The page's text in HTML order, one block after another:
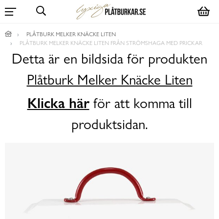
PLÅTBURK MELKER KNÄCKE LITEN
PLÅTBURK MELKER KNÄCKE LITEN FRÅN STRÖMSHAGA MED PRICKAR
Detta är en bildsida för produkten
Plåtburk Melker Knäcke Liten
Klicka härför att komma till
produktsidan.